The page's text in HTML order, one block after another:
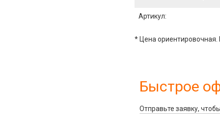
Артикул:
* Цена ориентировочная.
Быстрое
Отправьте заявку,